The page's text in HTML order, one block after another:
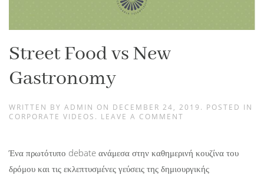
Street Food vs New
Gastronomy
WRITTEN BY ADMIN ON DECEMBER 24, 2019 . POSTED IN
CORPORATE VIDEOS . LEAVE A COMMENT
Ένα πρωτότυπο debate ανάμεσα στην καθημερινή κουζίνα του
δρόμου και τις εκλεπτυσμένες γεύσεις της δημιουργικής